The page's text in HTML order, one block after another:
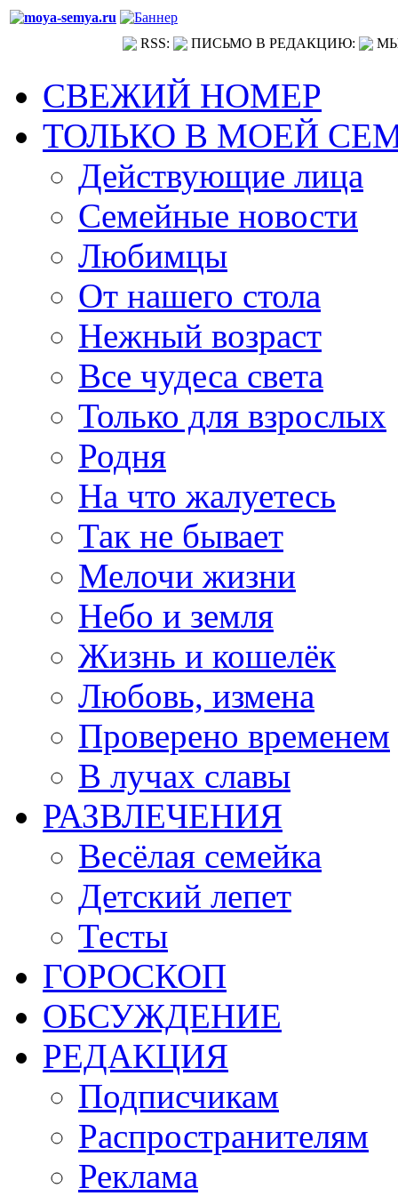
RSS: ПИСЬМО В РЕДАКЦИЮ:
СВЕЖИЙ НОМЕР
ТОЛЬКО В МОЕЙ
Действующие лица
Семейные новости
Любимцы
От нашего стола
Нежный возраст
Все чудеса света
Только для взрослых
Родня
На что жалуетесь
Так не бывает
Мелочи жизни
Небо и земля
Жизнь и кошелёк
Любовь, измена
Проверено временем
В лучах славы
РАЗВЛЕЧЕНИЯ
Весёлая семейка
Детский лепет
Тесты
ГОРОСКОП
ОБСУЖДЕНИЕ
РЕДАКЦИЯ
Подписчикам
Распространителям
Реклама